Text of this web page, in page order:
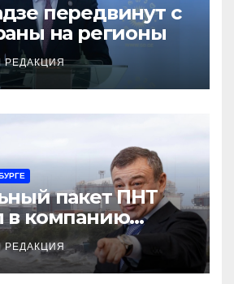
передвинут с
на регионы
РЕДАКЦИЯ
пакет ПНТ
в компанию
РЕДАКЦИЯ